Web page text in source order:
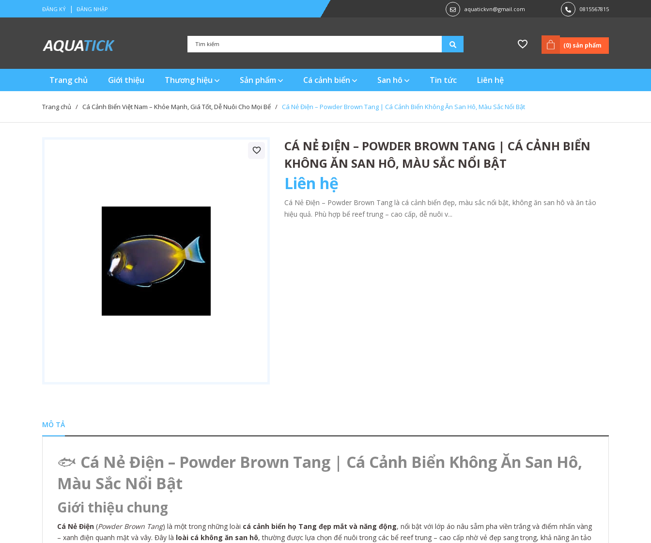
ĐĂNG KÝ | ĐĂNG NHẬP aquatickvn@gmail.com 0815567815
(0) sản phẩm
Trang chủ Giới thiệu Thương hiệu Sản phẩm Cá cảnh biển San hô Tin tức Liên hệ
Trang chủ / Cá Cảnh Biển Việt Nam – Khỏe Mạnh, Giá Tốt, Dễ Nuôi Cho Mọi Bể / Cá Nẻ Điện – Powder Brown Tang | Cá Cảnh Biển Không Ăn San Hô, Màu Sắc Nổi Bật
CÁ NẺ ĐIỆN – POWDER BROWN TANG | CÁ CẢNH BIỂN
KHÔNG ĂN SAN HÔ, MÀU SẮC NỔI BẬT
Liên hệ
Cá Nẻ Điện – Powder Brown Tang là cá cảnh biển đẹp, màu sắc nổi bật, không ăn san hô và ăn tảo
hiệu quả. Phù hợp bể reef trung – cao cấp, dễ nuôi v...
MÔ TẢ
🐟 Cá Nẻ Điện – Powder Brown Tang | Cá Cảnh Biển Không Ăn San Hô,
Màu Sắc Nổi Bật
Giới thiệu chung
Cá Nẻ Điện (Powder Brown Tang) là một trong những loài cá cảnh biển họ Tang đẹp mắt và năng động, nổi bật với lớp áo nâu sẫm pha viền trắng và điểm nhấn vàng
– xanh điện quanh mặt và vây. Đây là loài cá không ăn san hô, thường được lựa chọn để nuôi trong các bể reef trung – cao cấp nhờ vẻ đẹp sang trọng, khả năng ăn tảo